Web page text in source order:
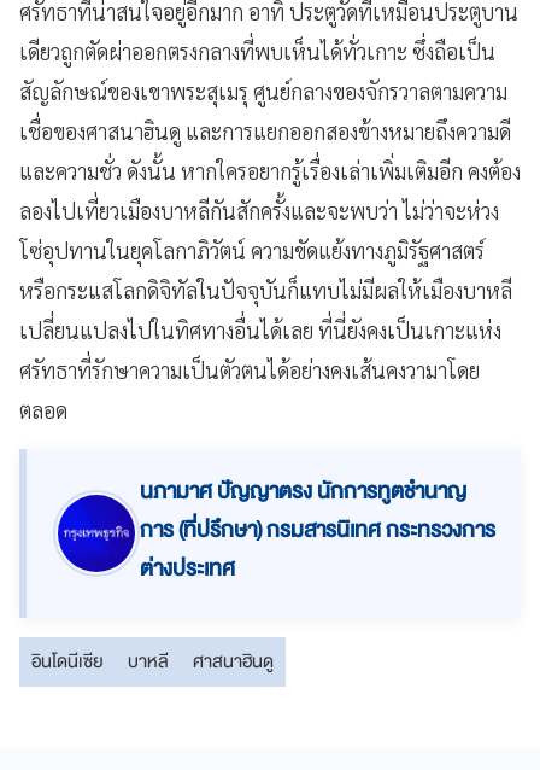
ศรัทธาที่น่าสนใจอยู่อีกมาก อาทิ ประตูวัดที่เหมือนประตูบาน
เดียวถูกตัดผ่าออกตรงกลางที่พบเห็นได้ทั่วเกาะ ซึ่งถือเป็น
สัญลักษณ์ของเขาพระสุเมรุ ศูนย์กลางของจักรวาลตามความ
เชื่อของศาสนาฮินดู และการแยกออกสองข้างหมายถึงความดี
และความชั่ว ดังนั้น หากใครอยากรู้เรื่องเล่าเพิ่มเติมอีก คงต้อง
ลองไปเที่ยวเมืองบาหลีกันสักครั้งและจะพบว่า ไม่ว่าจะห่วง
โซ่อุปทานในยุคโลกาภิวัตน์ ความขัดแย้งทางภูมิรัฐศาสตร์
หรือกระแสโลกดิจิทัลในปัจจุบันก็แทบไม่มีผลให้เมืองบาหลี
เปลี่ยนแปลงไปในทิศทางอื่นได้เลย ที่นี่ยังคงเป็นเกาะแห่ง
ศรัทธาที่รักษาความเป็นตัวตนได้อย่างคงเส้นคงวามาโดย
ตลอด
นภามาศ ปัญญาตรง นักการทูตชำนาญ
การ (ที่ปรึกษา) กรมสารนิเทศ กระทรวงการ
ต่างประเทศ
อินโดนีเซีย บาหลี ศาสนาฮินดู